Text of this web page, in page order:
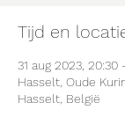
Tijd en
31 aug 2023, 20:30
Hasselt, Oude
Hasselt, België